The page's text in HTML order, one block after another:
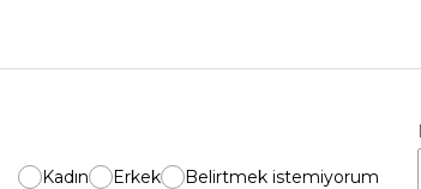
Kadın Erkek Belirtmek istemiyorum